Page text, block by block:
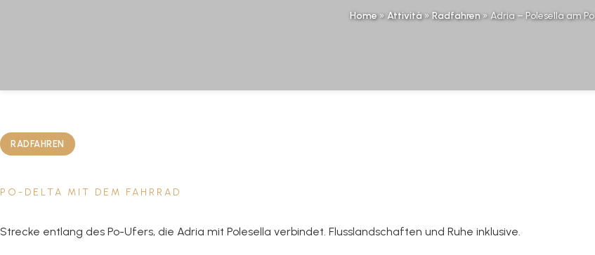
Home» Attività» Radfahren» Adria – Polesella am Po
RADFAHREN
PO-DELTA MIT DEM FAHRRAD
Strecke entlang des Po-Ufers, die Adria mit Polesella verbindet. Flusslandschaften und Ruhe inklusive.